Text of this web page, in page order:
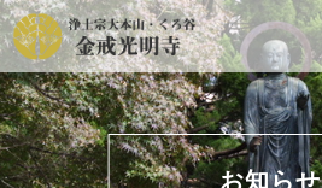
お知らせ